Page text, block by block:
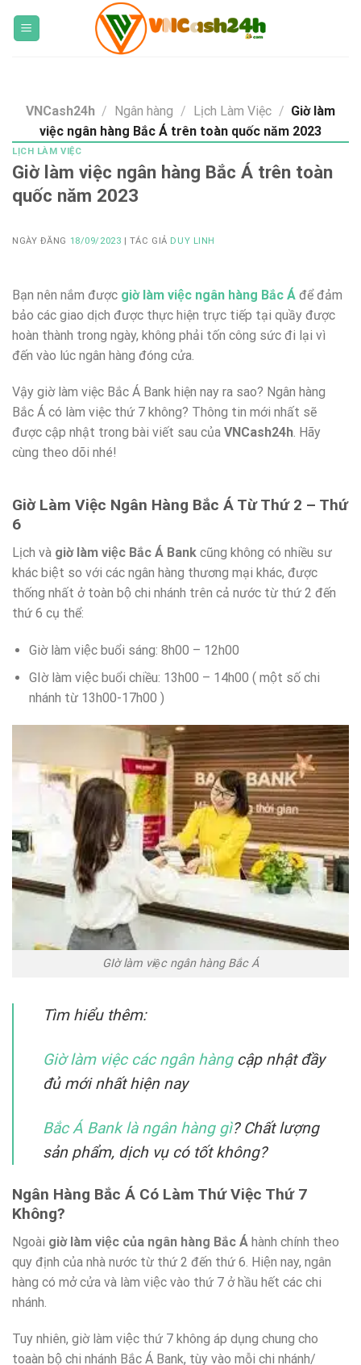
VNCash24h / Ngân hàng / Lịch Làm Việc / Giờ làm
việc ngân hàng Bắc Á trên toàn quốc năm 2023
LỊCH LÀM VIỆC
Giờ làm việc ngân hàng Bắc Á trên toàn
quốc năm 2023
NGÀY ĐĂNG 18/09/2023 | TÁC GIẢ DUY LINH
Bạn nên nắm được giờ làm việc ngân hàng Bắc Á để đảm
bảo các giao dịch được thực hiện trực tiếp tại quầy được
hoàn thành trong ngày, không phải tốn công sức đi lại vì
đến vào lúc ngân hàng đóng cửa.
Vậy giờ làm việc Bắc Á Bank hiện nay ra sao? Ngân hàng
Bắc Á có làm việc thứ 7 không? Thông tin mới nhất sẽ
được cập nhật trong bài viết sau của VNCash24h. Hãy
cùng theo dõi nhé!
Giờ Làm Việc Ngân Hàng Bắc Á Từ Thứ 2 – Thứ
6
Lịch và giờ làm việc Bắc Á Bank cũng không có nhiều sư
khác biệt so với các ngân hàng thương mại khác, được
thống nhất ở toàn bộ chi nhánh trên cả nước từ thứ 2 đến
thứ 6 cụ thể:
Giờ làm việc buổi sáng: 8h00 – 12h00
GIờ làm việc buổi chiều: 13h00 – 14h00 ( một số chi
nhánh từ 13h00-17h00 )
GIờ làm việc ngân hàng Bắc Á
Tìm hiểu thêm:
Giờ làm việc các ngân hàngcập nhật đầy
đủ mới nhất hiện nay
Bắc Á Bank là ngân hàng gì? Chất lượng
sản phẩm, dịch vụ có tốt không?
Ngân Hàng Bắc Á Có Làm Thứ Việc Thứ 7
Không?
Ngoài giờ làm việc của ngân hàng Bắc Á hành chính theo
quy định của nhà nước từ thứ 2 đến thứ 6. Hiện nay, ngân
hàng có mở cửa và làm việc vào thứ 7 ở hầu hết các chi
nhánh.
Tuy nhiên, giờ làm việc thứ 7 không áp dụng chung cho
toaàn bộ chi nhánh Bắc Á Bank, tùy vào mỗi chi nhánh/